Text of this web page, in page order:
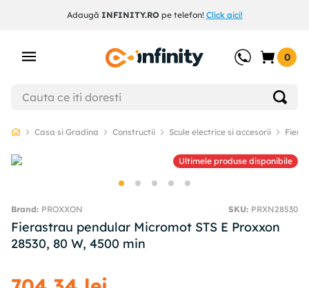
Adaugă INFINITY.ROpe telefon! Click aici!
0
Casa si Gradina Constructii Scule electrice si accesorii
Ultimele produse disponibile
PROXXON SKU: PRXN28530
Fierastrau pendular Micromot STS E Proxxon
28530, 80 W, 4500 min